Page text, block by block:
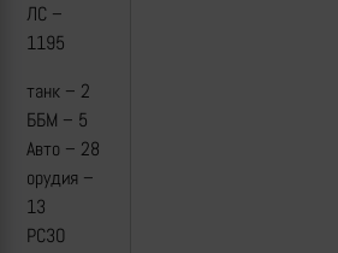
ЛС –
1195
танк – 2
ББМ – 5
Авто – 28
орудия –
13
РСЗО